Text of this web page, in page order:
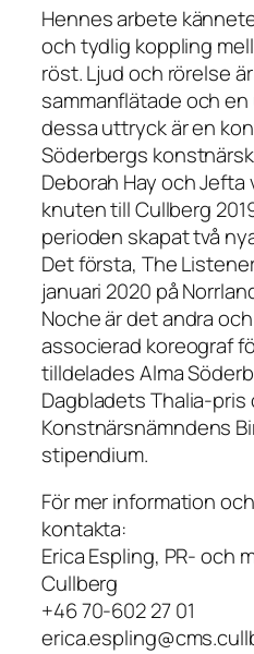
Hennes arbete
och tydlig koppling
röst. Ljud och rörelse
sammanflätade och
dessa uttryck är en
Söderbergs
Deborah Hay och Jefta
knuten till Cullberg
perioden skapat två
Det första, The
januari 2020 på
Noche är det andra
associerad koreograf
tilldelades Alma
Dagbladets Thalia-pris
Konstnärsnämndens
stipendium.
För mer information
kontakta:
Erica Espling, PR- och
Cullberg
+46 70-602 27 01